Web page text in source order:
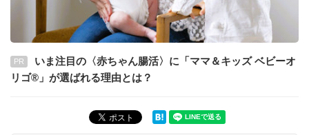
PR
いま注目の〈赤ちゃん腸活〉に「ママ＆キッズ ベビーオ
リゴ®」が選ばれる理由とは？